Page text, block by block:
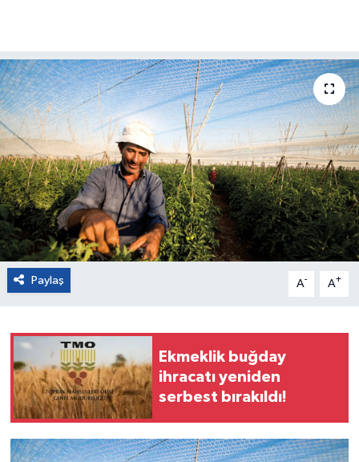
Paylaş A- A+
Ekmeklik buğday
ihracatı yeniden
serbest bırakıldı!